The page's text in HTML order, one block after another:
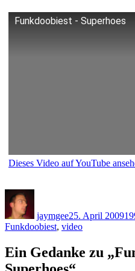
Funkdoobiest - Superhoes
Dieses Video auf YouTube
jaymgee25. April 2009
Funkdoobiest, video
Ein Gedanke zu